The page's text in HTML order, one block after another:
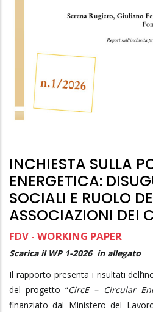
INCHIESTA SULLA
ENERGETICA:
SOCIALI E RUOLO
ASSOCIAZIONI DEI
FDV - WORKING PAPER
Scarica il WP 1-2026 in allegato
Il rapporto presenta i risultati
del progetto “CircE – Circular
finanziato dal Ministero del